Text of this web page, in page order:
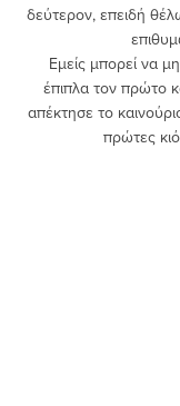
δεύτερον, επειδή
έπιπλα τον πρώτο
απέκτησε το
πρώτες